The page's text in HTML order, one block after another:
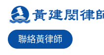
聯絡黃律師